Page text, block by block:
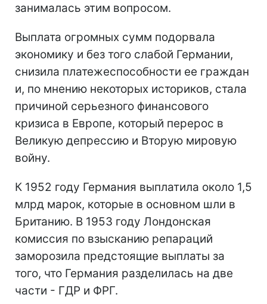
занималась этим вопросом.
Выплата огромных сумм подорвала
экономику и без того слабой Германии,
снизила платежеспособности ее граждан
и, по мнению некоторых историков, стала
причиной серьезного финансового
кризиса в Европе, который перерос в
Великую депрессию и Вторую мировую
войну.
К 1952 году Германия выплатила около 1,5
млрд марок, которые в основном шли в
Британию. В 1953 году Лондонская
комиссия по взысканию репараций
заморозила предстоящие выплаты за
того, что Германия разделилась на две
части - ГДР и ФРГ.